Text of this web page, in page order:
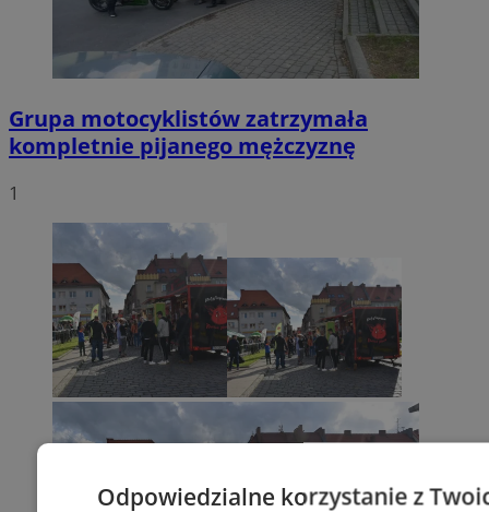
Grupa motocyklistów zatrzymała
kompletnie pijanego mężczyznę
1
Odpowiedzialne korzystanie z